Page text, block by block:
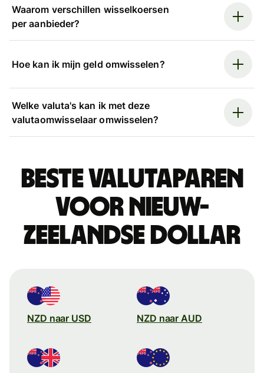
Waarom verschillen wisselkoersen
per aanbieder?
Hoe kan ik mijn geld omwisselen?
Welke valuta's kan ik met deze
valutaomwisselaar omwisselen?
Beste valutaparen
voor Nieuw-
Zeelandse dollar
NZD naar USD NZD naar AUD